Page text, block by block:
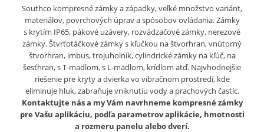
Southco kompresné zámky a západky, veľké množstvo variánt,
materiálov, povrchových úprav a spôsobov ovládania. Zámky
s krytím IP65, pákové uzávery, rozvádzačové zámky, nerezové
zámky. Štvrťotáčkové zámky s kľučkou na štvorhran, vnútorný
štvorhran, imbus, trojuholník, cylindrické zámky na kľúč, na
šesťhran, s T-madlom, s L-madlom, krídlom atď. Najvhodnejšie
riešenie pre kryty a dvierka vo vibračnom prostredí, kde
eliminuje hluk, zabraňuje vniknutiu vody a prachových častíc.
Kontaktujte nás a my Vám navrhneme kompresné zámky
pre Vašu aplikáciu, podľa parametrov aplikácie, hmotnosti
a rozmeru panelu alebo dverí.